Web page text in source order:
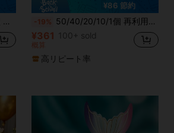
¥86 節約
-19% 50/40/20/10/1個 再利用可能な透明ギフトバッグ、ウェディングトートバッグ、ミニマリストハンドバッグ、エレガントなギフトバッグ、パーティーのお土産袋、ウェディング、ブライダルシャワー、記念日、誕生日、ティーンパーティー、テーマパーティーのギフトパッケージに適しています
¥361 100+ sold
概算
高リピート率